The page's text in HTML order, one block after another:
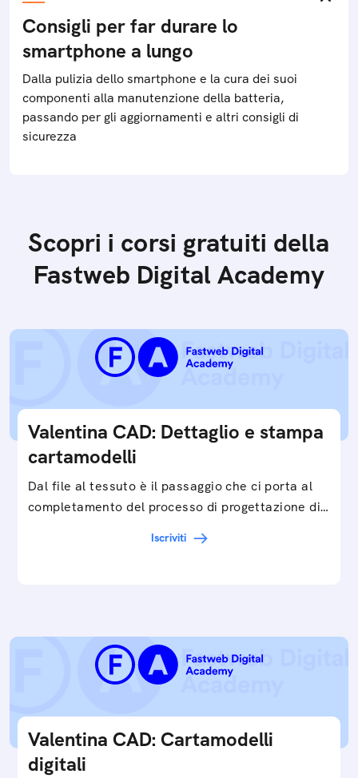
Consigli per far durare lo
smartphone a lungo
Dalla pulizia dello smartphone e la cura dei suoi
componenti alla manutenzione della batteria,
passando per gli aggiornamenti e altri consigli di
sicurezza
Scopri i corsi gratuiti della
Fastweb Digital Academy
Valentina CAD: Dettaglio e stampa
cartamodelli
Dal file al tessuto è il passaggio che ci porta al
completamento del processo di progettazione di
Iscriviti
Valentina CAD: Cartamodelli
digitali